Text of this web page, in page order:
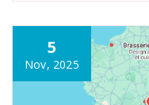
5
Nov, 2025